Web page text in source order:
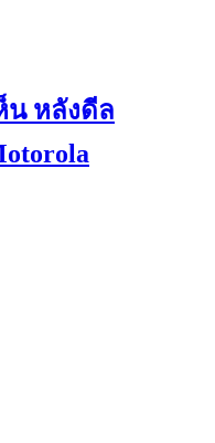
น หลังดีล